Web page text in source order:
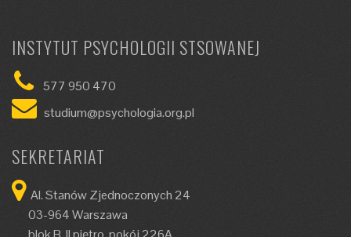
INSTYTUT PSYCHOLOGII STSOWANEJ
577 950 470
studium@psychologia.org.pl
SEKRETARIAT
Al. Stanów Zjednoczonych 24
03-964 Warszawa